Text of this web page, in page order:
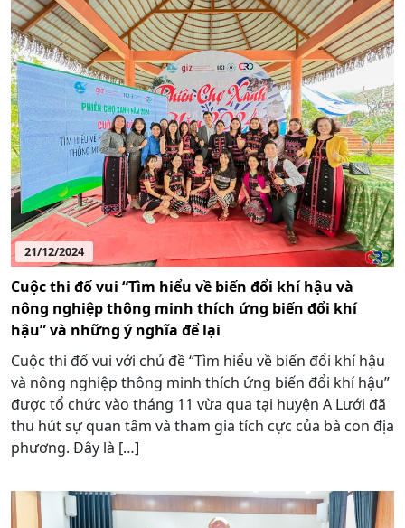
21/12/2024
Cuộc thi đố vui “Tìm hiểu về biến đổi khí hậu và
nông nghiệp thông minh thích ứng biến đổi khí
hậu” và những ý nghĩa để lại
Cuộc thi đố vui với chủ đề “Tìm hiểu về biến đổi khí hậu
và nông nghiệp thông minh thích ứng biến đổi khí hậu”
được tổ chức vào tháng 11 vừa qua tại huyện A Lưới đã
thu hút sự quan tâm và tham gia tích cực của bà con địa
phương. Đây là […]